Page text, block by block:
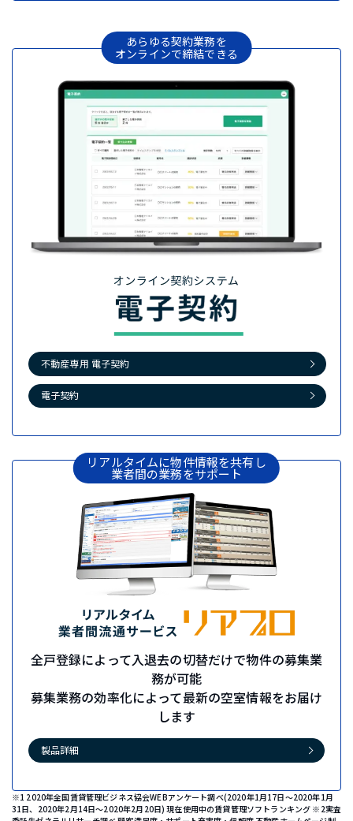
あらゆる契約業務を
オンラインで締結できる
不動産専用 電子契約
電子契約
リアルタイムに物件情報を共有し
業者間の業務をサポート
全戸登録によって入退去の切替だけで物件の募集業
務が可能
募集業務の効率化によって最新の空室情報をお届け
します
製品詳細
※1 2020年全国賃貸管理ビジネス協会WEBアンケート調べ(2020年1月17日～2020年1月
31日、2020年2月14日～2020年2月20日) 現在使用中の賃貸管理ソフトランキング ※2実査